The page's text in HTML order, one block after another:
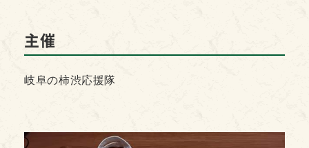
主催
岐阜の柿渋応援隊